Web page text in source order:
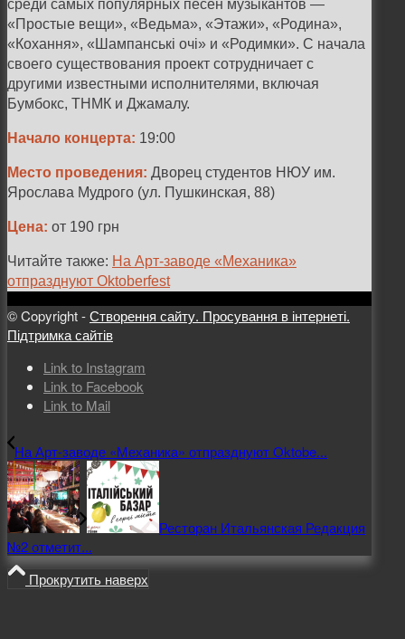
среди самых популярных песен музыкантов —
«Простые вещи», «Ведьма», «Этажи», «Родина»,
«Кохання», «Шампанські очі» и «Родимки». С начала
своего существования проект сотрудничает с
другими известными исполнителями, включая
Бумбокс, ТНМК и Джамалу.
Начало концерта: 19:00
Место проведения: Дворец студентов НЮУ им.
Ярослава Мудрого (ул. Пушкинская, 88)
Цена: от 190 грн
Читайте также: На Арт-заводе «Механика»
отпразднуют Oktoberfest
© Copyright -Створення сайту. Просування в інтернеті.
Підтримка сайтів
Link to Instagram
Link to Facebook
Link to Mail
На Арт-заводе «Механика» отпразднуют Oktobe...
Ресторан Итальянская Редакция
№2 отметит...
Прокрутить наверх